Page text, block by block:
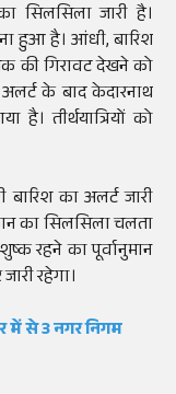
सिलसिला जारी है।
हुआ है। आंधी, बारिश
की गिरावट देखने को
के बाद केदारनाथ
है। तीर्थयात्रियों को
बारिश का अलर्ट जारी
का सिलसिला चलता
रहने का पूर्वानुमान
रहेगा।
में से 3 नगर निगम